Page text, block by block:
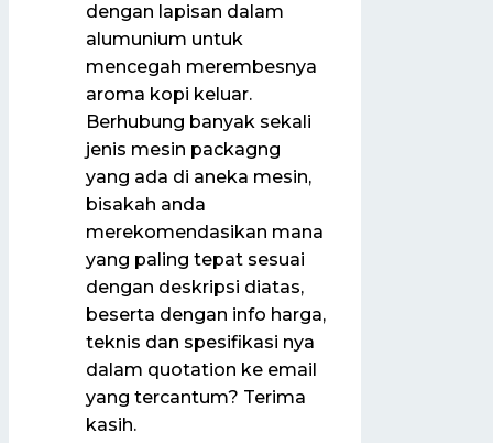
dengan lapisan dalam
alumunium untuk
mencegah merembesnya
aroma kopi keluar.
Berhubung banyak sekali
jenis mesin packagng
yang ada di aneka mesin,
bisakah anda
merekomendasikan mana
yang paling tepat sesuai
dengan deskripsi diatas,
beserta dengan info harga,
teknis dan spesifikasi nya
dalam quotation ke email
yang tercantum? Terima
kasih.